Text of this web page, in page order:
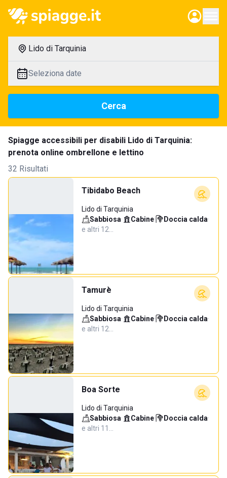
Lido di Tarquinia
Seleziona date
Cerca
Spiagge accessibili per disabili Lido di Tarquinia:
prenota online ombrellone e lettino
32 Risultati
Tibidabo Beach
Lido di Tarquinia
Sabbiosa· Cabine· Doccia calda·
e altri 12…
Tamurè
Lido di Tarquinia
Sabbiosa· Cabine· Doccia calda·
e altri 12…
Boa Sorte
Lido di Tarquinia
Sabbiosa· Cabine· Doccia calda·
e altri 11…